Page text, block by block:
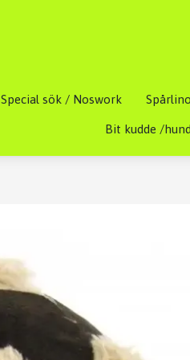
Special sök / Noswork
Bit kudde /